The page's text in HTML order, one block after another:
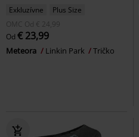
Exkluzívne
Plus Size
OMC Od € 24,99
Od € 23,99
Meteora Linkin Park Tričko